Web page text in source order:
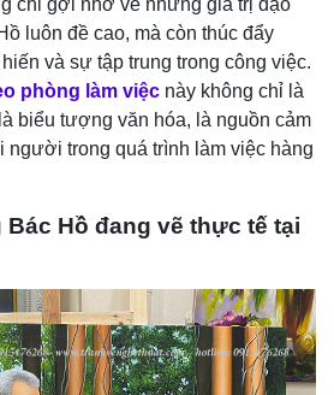
chỉ gợi nhớ về những giá trị đạo
luôn đề cao, mà còn thúc đẩy
và sự tập trung trong công việc.
phòng làm việc này không chỉ là
biểu tượng văn hóa, là nguồn cảm
người trong quá trình làm việc hàng
Hồ đang vẽ thực tế tại